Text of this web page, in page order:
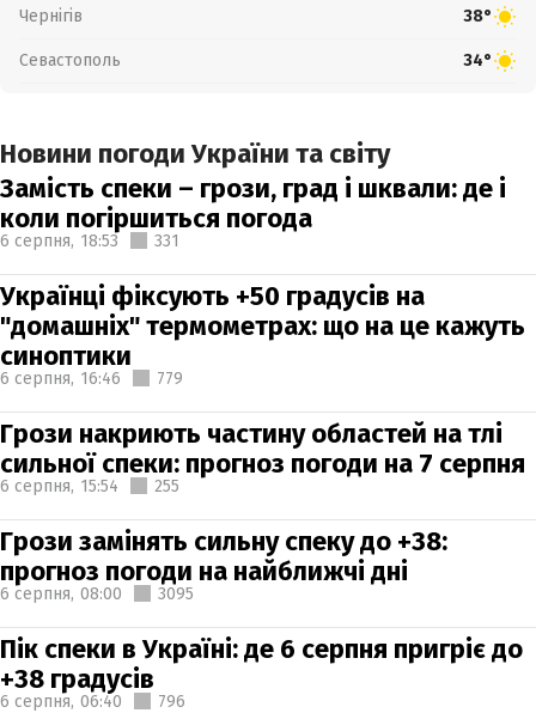
Чернігів 38°
Севастополь 34°
Новини погоди України та світу
Замість спеки – грози, град і шквали: де і
коли погіршиться погода
6 серпня, 18:53 331
Українці фіксують +50 градусів на
"домашніх" термометрах: що на це кажуть
синоптики
6 серпня, 16:46 779
Грози накриють частину областей на тлі
сильної спеки: прогноз погоди на 7 серпня
6 серпня, 15:54 255
Грози замінять сильну спеку до +38:
прогноз погоди на найближчі дні
6 серпня, 08:00 3095
Пік спеки в Україні: де 6 серпня пригріє до
+38 градусів
6 серпня, 06:40 796